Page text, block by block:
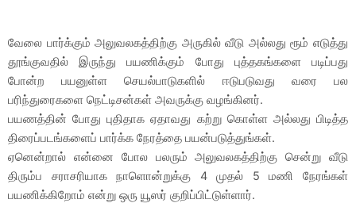
வேலை பார்க்கும் அலுவலகத்திற்கு அருகில் வீடு அல்லது ரூம் எடுத்து
தூங்குவதில் இருந்து பயணிக்கும் போது புத்தகங்களை படிப்பது
போன்ற பயனுள்ள செயல்பாடுகளில் ஈடுபடுவது வரை பல
பரிந்துரைகளை நெட்டிசன்கள் அவருக்கு வழங்கினர்.
பயணத்தின் போது புதிதாக ஏதாவது கற்று கொள்ள அல்லது பிடித்த
திரைப்படங்களைப் பார்க்க நேரத்தை பயன்படுத்துங்கள்.
ஏனென்றால் என்னை போல பலரும் அலுவலகத்திற்கு சென்று வீடு
திரும்ப சராசரியாக நாளொன்றுக்கு 4 முதல் 5 மணி நேரங்கள்
பயணிக்கிறோம் என்று ஒரு யூஸர் குறிப்பிட்டுள்ளார்.